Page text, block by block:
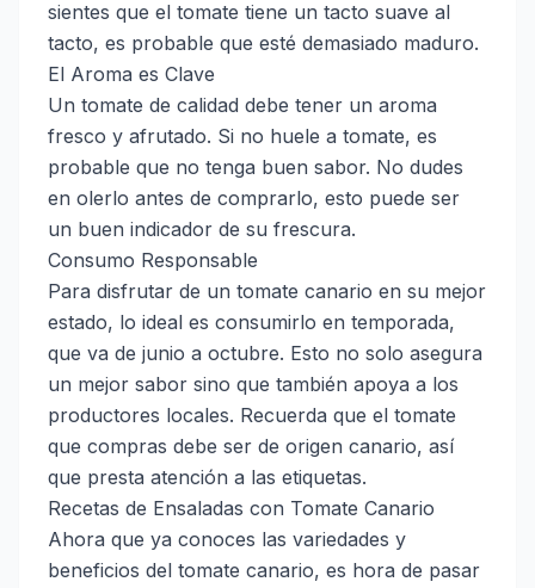
sientes que el tomate tiene un tacto suave al
tacto, es probable que esté demasiado maduro.
El Aroma es Clave
Un tomate de calidad debe tener un aroma
fresco y afrutado. Si no huele a tomate, es
probable que no tenga buen sabor. No dudes
en olerlo antes de comprarlo, esto puede ser
un buen indicador de su frescura.
Consumo Responsable
Para disfrutar de un tomate canario en su mejor
estado, lo ideal es consumirlo en temporada,
que va de junio a octubre. Esto no solo asegura
un mejor sabor sino que también apoya a los
productores locales. Recuerda que el tomate
que compras debe ser de origen canario, así
que presta atención a las etiquetas.
Recetas de Ensaladas con Tomate Canario
Ahora que ya conoces las variedades y
beneficios del tomate canario, es hora de pasar